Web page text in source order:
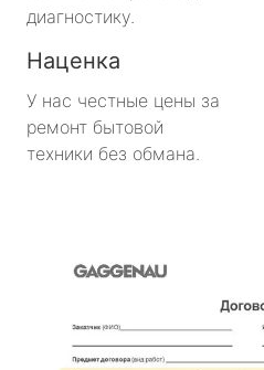
диагностику.
Наценка
У нас честные цены за
ремонт бытовой
техники без обмана.